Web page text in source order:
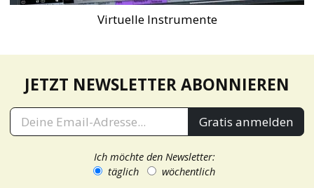
Virtuelle Instrumente
JETZT NEWSLETTER ABONNIEREN
Gratis anmelden
Ich möchte den Newsletter:
täglich
wöchentlich